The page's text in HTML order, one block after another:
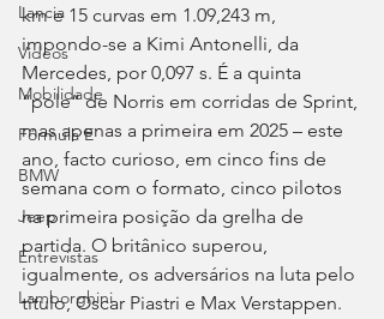
Lancia
Videos
Mobilidade
Fórmula E
BMW
Jeep
Entrevistas
Lamborghini
km e 15 curvas em 1.09,243 m,
impondo-se a Kimi Antonelli, da
Mercedes, por 0,097 s. É a quinta
“pole” de Norris em corridas de Sprint,
mas apenas a primeira em 2025 – este
ano, facto curioso, em cinco fins de
semana com o formato, cinco pilotos
na primeira posição da grelha de
partida. O britânico superou,
igualmente, os adversários na luta pelo
título, Oscar Piastri e Max Verstappen.